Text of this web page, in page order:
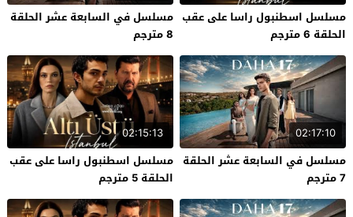
مسلسل اسطنبول راسا على عقب
الحلقة 6 مترجم
مسلسل في السابعة عشر الحلقة
8 مترجم
02:17:10
مسلسل في السابعة عشر الحلقة
7 مترجم
02:15:13
مسلسل اسطنبول راسا على عقب
الحلقة 5 مترجم